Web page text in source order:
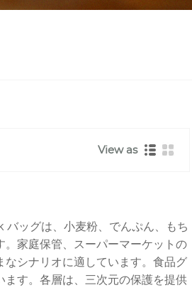
View as
ッグは、小麦粉、でんぷん、もち
家庭保管、スーパーマーケットの
シナリオに適しています。食品グ
す。各層は、三次元の保護を提供